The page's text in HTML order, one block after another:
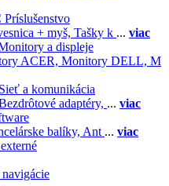
Príslušenstvo
+ myš, Tašky k ... viac
a displeje
ACER, Monitory DELL, M
Sieť a komunikácia
adaptéry, ... viac
balíky, Ant ... viac